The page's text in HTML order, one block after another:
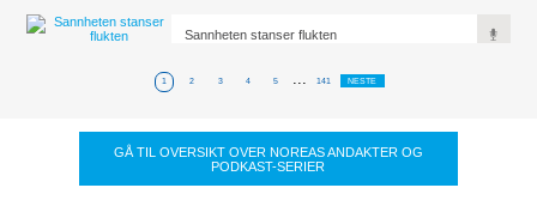
Sannheten stanser flukten
1 2 3 4 5 ... 141 NESTE
GÅ TIL OVERSIKT OVER NOREAS ANDAKTER OG
PODKAST-SERIER